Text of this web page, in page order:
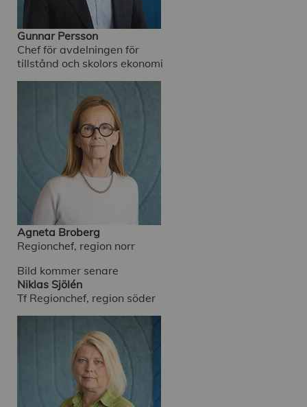
Gunnar Persson
Chef för avdelningen för
tillstånd och skolors ekonomi
Agneta Broberg
Regionchef, region norr
Bild kommer senare
Niklas Sjölén
Tf Regionchef, region söder